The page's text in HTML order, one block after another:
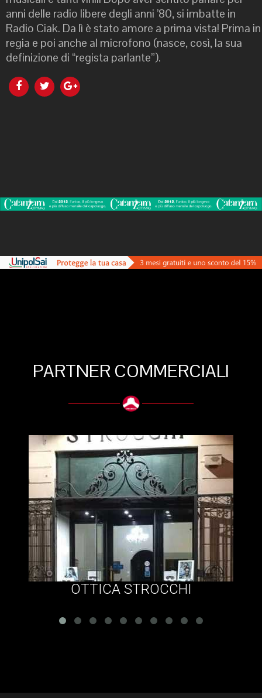
anni delle radio libere degli anni ’80, si imbatte in
Radio Ciak. Da lì è stato amore a prima vista! Prima in
regia e poi anche al microfono (nasce, così, la sua
definizione di “regista parlante”).
PARTNER COMMERCIALI
OTTICA STROCCHI